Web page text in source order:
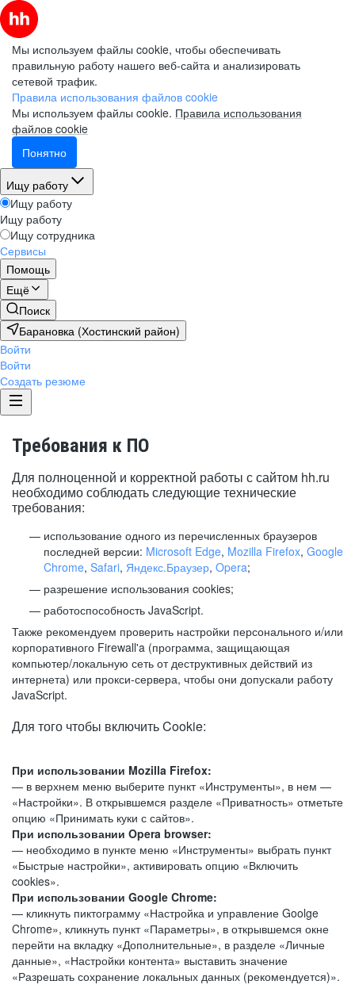
Мы используем файлы cookie, чтобы обеспечивать
правильную работу нашего веб-сайта и анализировать
сетевой трафик.
Правила использования файлов cookie
Мы используем файлы cookie. Правила использования
файлов cookie
Понятно
Ищу работу
Ищу работу
Ищу работу
Ищу сотрудника
Сервисы
Помощь
Ещё
Поиск
Барановка (Хостинский район)
Войти
Войти
Создать резюме
Требования к ПО
Для полноценной и корректной работы с сайтом hh.ru
необходимо соблюдать следующие технические
требования:
использование одного из перечисленных браузеров
последней версии: Microsoft Edge, Mozilla Firefox, Google
Chrome, Safari, Яндекс.Браузер, Opera;
разрешение использования cookies;
работоспособность JavaScript.
Также рекомендуем проверить настройки персонального и/или
корпоративного Firewall'a (программа, защищающая
компьютер/локальную сеть от деструктивных действий из
интернета) или прокси-сервера, чтобы они допускали работу
JavaScript.
Для того чтобы включить Cookie:
При использовании Mozilla Firefox:
— в верхнем меню выберите пункт «Инструменты», в нем —
«Настройки». В открывшемся разделе «Приватность» отметьте
опцию «Принимать куки с сайтов».
При использовании Opera browser:
— необходимо в пункте меню «Инструменты» выбрать пункт
«Быстрые настройки», активировать опцию «Включить
cookies».
При использовании Google Chrome:
— кликнуть пиктограмму «Настройка и управление Goolge
Chrome», кликнуть пункт «Параметры», в открывшемся окне
перейти на вкладку «Дополнительные», в разделе «Личные
данные», «Настройки контента» выставить значение
«Разрешать сохранение локальных данных (рекомендуется)».